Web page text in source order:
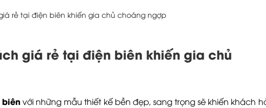
rẻ tại điện biên khiến gia chủ choáng ngợp
giá rẻ tại điện biên khiến gia chủ
với những mẫu thiết kế bền đẹp, sang trọng sẽ khiến khách